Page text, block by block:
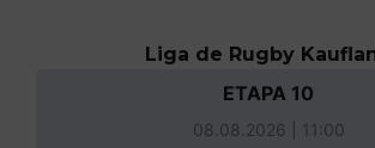
Liga de Rugby
ETAPA 10
08.08.2026 | 11:00